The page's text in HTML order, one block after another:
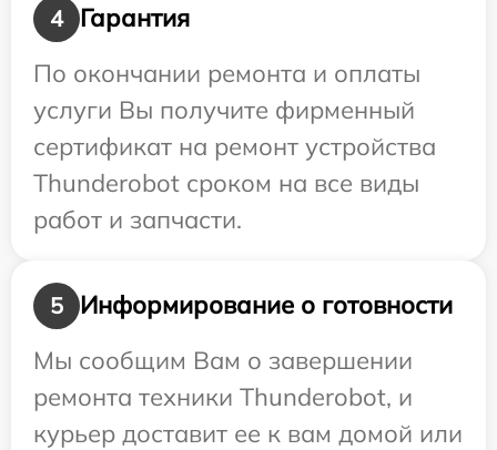
4
Гарантия
По окончании ремонта и оплаты
услуги Вы получите фирменный
сертификат на ремонт устройства
Thunderobot сроком на все виды
работ и запчасти.
5
Информирование о готовности
Мы сообщим Вам о завершении
ремонта техники Thunderobot, и
курьер доставит ее к вам домой или